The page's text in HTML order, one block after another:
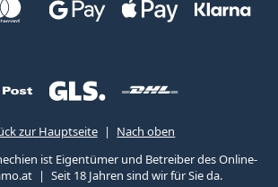
zur Hauptseite
Nach oben
ist Eigentümer und Betreiber des Online-
Seit 18 Jahren sind wir für Sie da.